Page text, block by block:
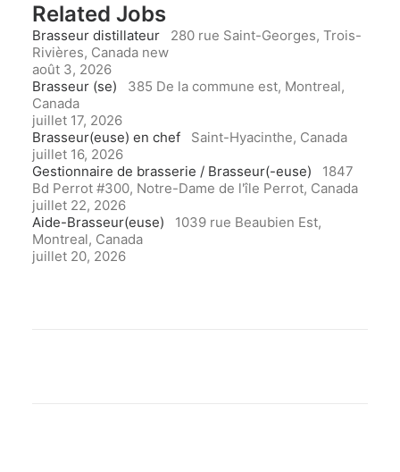
Related Jobs
Brasseur distillateur
280 rue Saint-Georges, Trois-
Rivières, Canada new
août 3, 2026
Brasseur (se)
385 De la commune est, Montreal,
Canada
juillet 17, 2026
Brasseur(euse) en chef
Saint-Hyacinthe, Canada
juillet 16, 2026
Gestionnaire de brasserie / Brasseur(-euse)
1847
Bd Perrot #300, Notre-Dame de l'île Perrot, Canada
juillet 22, 2026
Aide-Brasseur(euse)
1039 rue Beaubien Est,
Montreal, Canada
juillet 20, 2026